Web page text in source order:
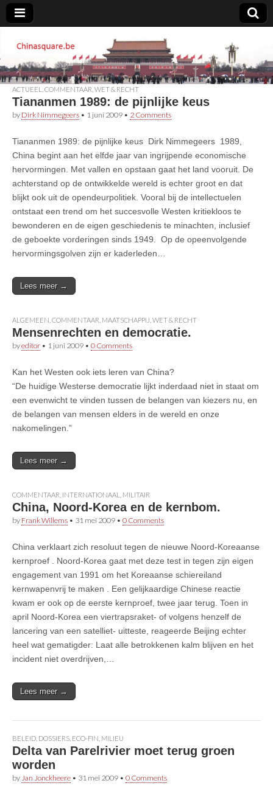
Chinasquare.be
ACTUEEL COMMENTAAR WET & RECHT
Tiananmen 1989: de pijnlijke keus
by Dirk Nimmegeers • 1 juni 2009 • 2 Comments
Tiananmen 1989: de pijnlijke keus Dirk Nimmegeers 1989,
China begint aan het elfde jaar van ingrijpende economische
hervormingen. Met vallen en opstaan gaat het land vooruit. De
achterstand op de ontwikkelde wereld is echter groot en dat
blijkt ook uit de opendeurpolitiek. Vooral bij de intellectuelen
ontstaat een trend om het succesvolle Westen kritiekloos te
bewonderen en de eigen geschiedenis te minachten, inclusief
de geboekte vorderingen sinds 1949. Op de opeenvolgende
hervormingsgolven zijn er kaderleden…
Lees meer →
ALGEMEEN COMMENTAAR MAATSCHAPPIJ WET & RECHT
Mensenrechten en democratie.
byeditor • 1 juni 2009 • 0 Comments
Kan het Westen ook iets leren van China?
“De huidige Westerse democratie lijkt inderdaad niet in staat om
een evenwicht te vinden tussen de belangen van kiezers nu, en
de belangen van mensen elders in de wereld en onze
nakomelingen.”
Lees meer →
COMMENTAAR INTERNATIONAAL MILITAIR
China, Noord-Korea en de kernbom.
by Frank Willems • 31 mei 2009 • 0 Comments
China verklaart zich resoluut tegen de nieuwe Noord-Koreaanse
kernproef . Noord-Korea gaat met deze test in tegen zijn eigen
engagement van 1991 om het Koreaanse schiereiland
kernwapenvrij te maken . Een gelijkaardige Chinese reactie
kwam er ook op de eerste kernproef, twee jaar terug. Toen in
april Noord-Korea een viertrapsraket- of volgens henzelf de
lancering van een satelliet- uitteste, reageerde Beijing echter
heel wat gematigder: Laat alle betrokkenen kalm blijven en het
incident niet overdrijven,…
Lees meer →
BELEID DOSSIERS ECO-FIN MILIEU
Delta van Parelrivier moet terug groen
worden
by Jan Jonckheere • 31 mei 2009 • 0 Comments